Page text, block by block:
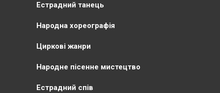
Естрадний танець
Народна хореографія
Циркові жанри
Народне пісенне мистецтво
Естрадний спів